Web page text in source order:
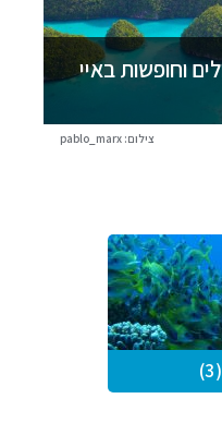
וחופשות באיי
צילום: pablo_marx